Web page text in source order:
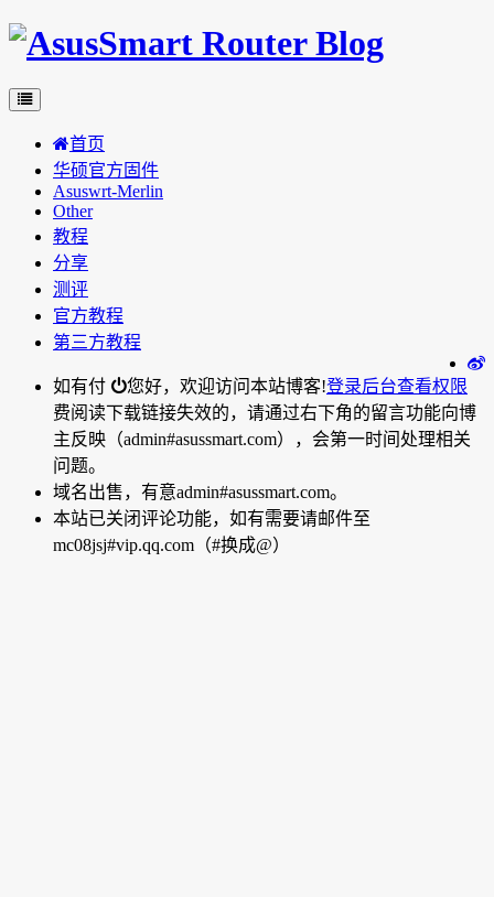
首页
华硕官方固件
Asuswrt-Merlin
Other
教程
分享
测评
官方教程
第三方教程
您好，欢迎访问本站博客!登录后台查看权限
如有付
费阅读下载链接失效的，请通过右下角的留言功能向博
主反映（admin#asussmart.com），会第一时间处理相关
问题。
域名出售，有意admin#asussmart.com。
本站已关闭评论功能，如有需要请邮件至
mc08jsj#vip.qq.com（#换成@）